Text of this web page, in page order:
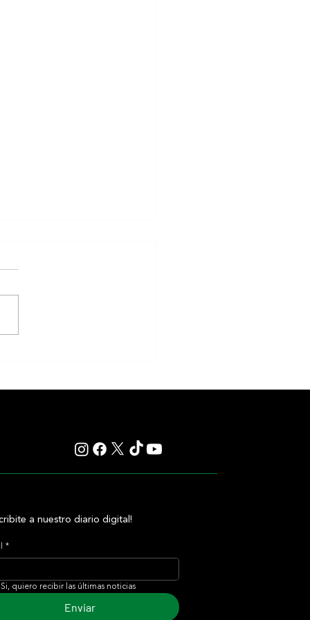
a nuestro diario digital!
*
Si, quiero recibir las últimas noticias
Enviar